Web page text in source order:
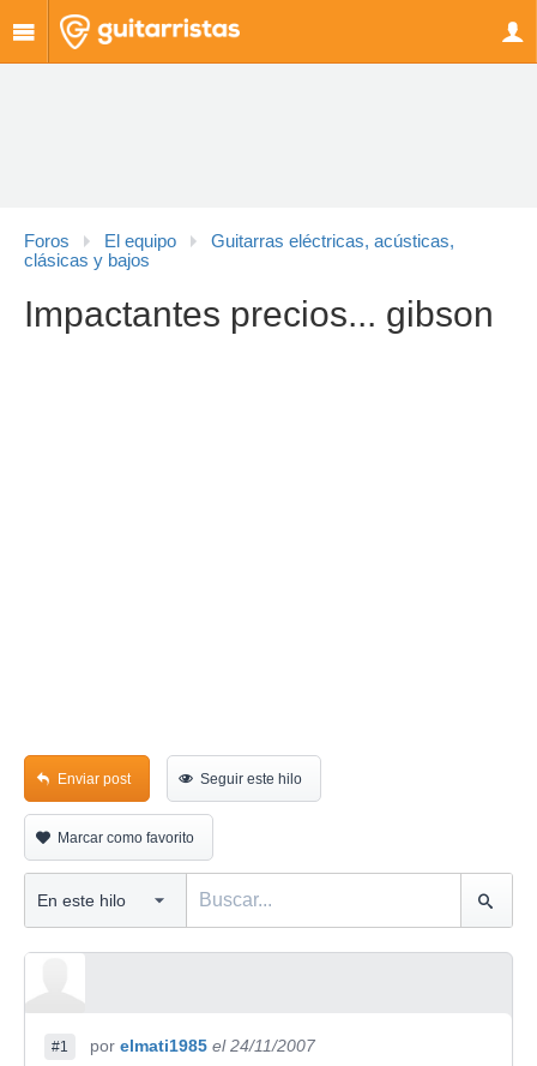
Foros El equipo
Guitarras eléctricas, acústicas,
clásicas y bajos
Impactantes precios... gibson
Enviar post Seguir este hilo
Marcar como favorito
#1 por elmati1985 el 24/11/2007